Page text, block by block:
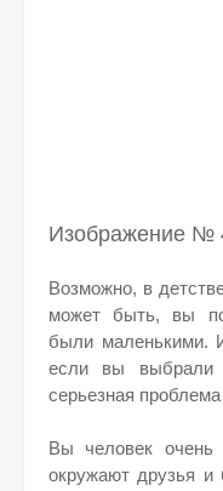
Изображение №
Возможно, в
может быть, вы
были маленькими.
если вы
серьезная
Вы человек очень
окружают друзья